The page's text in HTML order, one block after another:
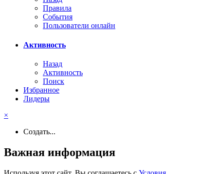
Правила
События
Пользователи онлайн
Активность
Назад
Активность
Поиск
Избранное
Лидеры
×
Создать...
Важная информация